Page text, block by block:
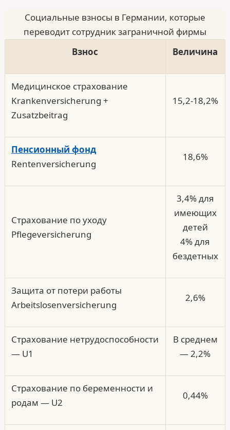
Социальные взносы в Германии, которые
переводит сотрудник заграничной фирмы
Взнос
Величина
Медицинское страхование
Krankenversicherung +
Zusatzbeitrag
15,2-18,2%
Пенсионный фонд
Rentenversicherung
18,6%
Страхование по уходу
Pflegeversicherung
3,4% для
имеющих
детей
4% для
бездетных
Защита от потери работы
Arbeitslosenversicherung
2,6%
Страхование нетрудоспособности
— U1
В среднем
— 2,2%
Страхование по беременности и
родам — U2
0,44%